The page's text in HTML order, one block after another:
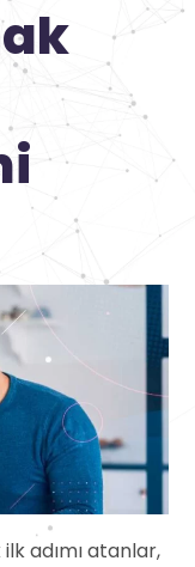
adımı atanlar,